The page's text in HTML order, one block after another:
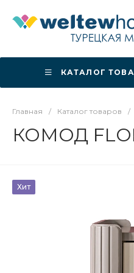
КАТАЛОГ
Главная / Каталог товаров /
КОМОД
Хит